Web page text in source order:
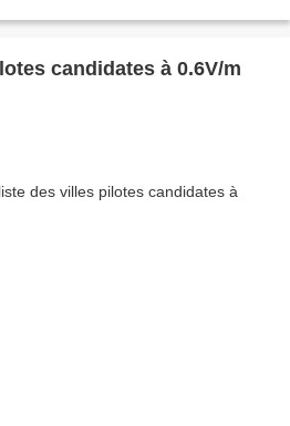
candidates à 0.6V/m